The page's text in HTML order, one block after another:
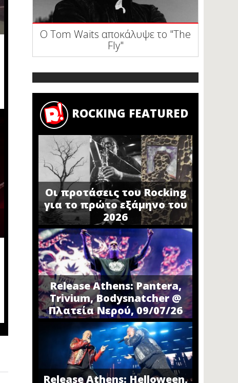
Ο Tom Waits αποκάλυψε το "The
Fly"
ROCKING FEATURED
Οι προτάσεις του Rocking
για το πρώτο εξάμηνο του
2026
Release Athens: Pantera,
Trivium, Bodysnatcher @
Πλατεία Νερού, 09/07/26
Release Athens: Helloween,